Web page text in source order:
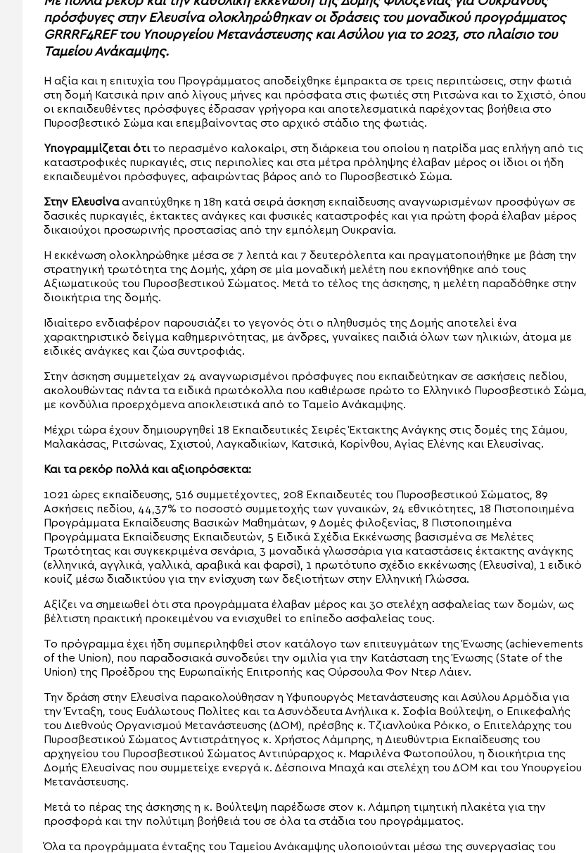
πρόσφυγες στην Ελευσίνα ολοκληρώθηκαν οι δράσεις του μοναδικού προγράμματος
GRRRF4REF του Υπουργείου Μετανάστευσης και Ασύλου για το 2023, στο πλαίσιο του
Ταμείου Ανάκαμψης.
Η αξία και η επιτυχία του Προγράμματος αποδείχθηκε έμπρακτα σε τρεις περιπτώσεις, στην φωτιά
στη δομή Κατσικά πριν από λίγους μήνες και πρόσφατα στις φωτιές στη Ριτσώνα και το Σχιστό, όπου
οι εκπαιδευθέντες πρόσφυγες έδρασαν γρήγορα και αποτελεσματικά παρέχοντας βοήθεια στο
Πυροσβεστικό Σώμα και επεμβαίνοντας στο αρχικό στάδιο της φωτιάς.
Υπογραμμίζεται ότιτο περασμένο καλοκαίρι, στη διάρκεια του οποίου η πατρίδα μας επλήγη από τις
καταστροφικές πυρκαγιές, στις περιπολίες και στα μέτρα πρόληψης έλαβαν μέρος οι ίδιοι οι ήδη
εκπαιδευμένοι πρόσφυγες, αφαιρώντας βάρος από το Πυροσβεστικό Σώμα.
Στην Ελευσίνααναπτύχθηκε η 18η κατά σειρά άσκηση εκπαίδευσης αναγνωρισμένων προσφύγων σε
δασικές πυρκαγιές, έκτακτες ανάγκες και φυσικές καταστροφές και για πρώτη φορά έλαβαν μέρος
δικαιούχοι προσωρινής προστασίας από την εμπόλεμη Ουκρανία.
Η εκκένωση ολοκληρώθηκε μέσα σε 7 λεπτά και 7 δευτερόλεπτα και πραγματοποιήθηκε με βάση την
στρατηγική τρωτότητα της Δομής, χάρη σε μία μοναδική μελέτη που εκπονήθηκε από τους
Αξιωματικούς του Πυροσβεστικού Σώματος. Μετά το τέλος της άσκησης, η μελέτη παραδόθηκε στην
διοικήτρια της δομής.
Ιδιαίτερο ενδιαφέρον παρουσιάζει το γεγονός ότι ο πληθυσμός της Δομής αποτελεί ένα
χαρακτηριστικό δείγμα καθημερινότητας, με άνδρες, γυναίκες παιδιά όλων των ηλικιών, άτομα με
ειδικές ανάγκες και ζώα συντροφιάς.
Στην άσκηση συμμετείχαν 24 αναγνωρισμένοι πρόσφυγες που εκπαιδεύτηκαν σε ασκήσεις πεδίου,
ακολουθώντας πάντα τα ειδικά πρωτόκολλα που καθιέρωσε πρώτο το Ελληνικό Πυροσβεστικό Σώμα,
με κονδύλια προερχόμενα αποκλειστικά από το Ταμείο Ανάκαμψης.
Μέχρι τώρα έχουν δημιουργηθεί 18 Εκπαιδευτικές Σειρές Έκτακτης Ανάγκης στις δομές της Σάμου,
Μαλακάσας, Ριτσώνας, Σχιστού, Λαγκαδικίων, Κατσικά, Κορίνθου, Αγίας Ελένης και Ελευσίνας.
Και τα ρεκόρ πολλά και αξιοπρόσεκτα:
1021 ώρες εκπαίδευσης, 516 συμμετέχοντες, 208 Εκπαιδευτές του Πυροσβεστικού Σώματος, 89
Ασκήσεις πεδίου, 44,37% το ποσοστό συμμετοχής των γυναικών, 24 εθνικότητες, 18 Πιστοποιημένα
Προγράμματα Εκπαίδευσης Βασικών Μαθημάτων, 9 Δομές φιλοξενίας, 8 Πιστοποιημένα
Προγράμματα Εκπαίδευσης Εκπαιδευτών, 5 Ειδικά Σχέδια Εκκένωσης βασισμένα σε Μελέτες
Τρωτότητας και συγκεκριμένα σενάρια, 3 μοναδικά γλωσσάρια για καταστάσεις έκτακτης ανάγκης
(ελληνικά, αγγλικά, γαλλικά, αραβικά και φαρσί), 1 πρωτότυπο σχέδιο εκκένωσης (Ελευσίνα), 1 ειδικό
κουίζ μέσω διαδικτύου για την ενίσχυση των δεξιοτήτων στην Ελληνική Γλώσσα.
Αξίζει να σημειωθεί ότι στα προγράμματα έλαβαν μέρος και 30 στελέχη ασφαλείας των δομών, ως
βέλτιστη πρακτική προκειμένου να ενισχυθεί το επίπεδο ασφαλείας τους.
Το πρόγραμμα έχει ήδη συμπεριληφθεί στον κατάλογο των επιτευγμάτων της Ένωσης (achievements
of the Union), που παραδοσιακά συνοδεύει την ομιλία για την Κατάσταση της Ένωσης (State of the
Union) της Προέδρου της Ευρωπαϊκής Επιτροπής κας Ούρσουλα Φον Ντερ Λάιεν.
Την δράση στην Ελευσίνα παρακολούθησαν η Υφυπουργός Μετανάστευσης και Ασύλου Αρμόδια για
την Ένταξη, τους Ευάλωτους Πολίτες και τα Ασυνόδευτα Ανήλικα κ. Σοφία Βούλτεψη, ο Επικεφαλής
του Διεθνούς Οργανισμού Μετανάστευσης (ΔΟΜ), πρέσβης κ. Τζιανλούκα Ρόκκο, ο Επιτελάρχης του
Πυροσβεστικού Σώματος Αντιστράτηγος κ. Χρήστος Λάμπρης, η Διευθύντρια Εκπαίδευσης του
αρχηγείου του Πυροσβεστικού Σώματος Αντιπύραρχος κ. Μαριλένα Φωτοπούλου, η διοικήτρια της
Δομής Ελευσίνας που συμμετείχε ενεργά κ. Δέσποινα Μπαχά και στελέχη του ΔΟΜ και του Υπουργείου
Μετανάστευσης.
Μετά το πέρας της άσκησης η κ. Βούλτεψη παρέδωσε στον κ. Λάμπρη τιμητική πλακέτα για την
προσφορά και την πολύτιμη βοήθειά του σε όλα τα στάδια του προγράμματος.
Όλα τα προγράμματα ένταξης του Ταμείου Ανάκαμψης υλοποιούνται μέσω της συνεργασίας του
Μεταμορφώσεως του
Σωτήρος στα Άνω
Μάμμουλα Ευβοίας